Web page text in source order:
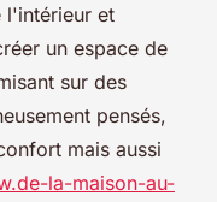
l'intérieur et
un espace de
sur des
pensés,
mais aussi
la-maison-au-